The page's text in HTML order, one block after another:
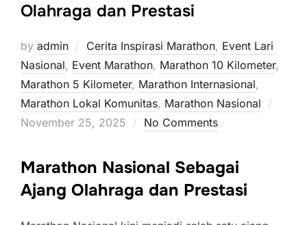
Olahraga dan Prestasi
by admin Cerita Inspirasi Marathon, Event Lari
Nasional, Event Marathon, Marathon 10 Kilometer,
Marathon 5 Kilometer, Marathon Internasional,
Marathon Lokal Komunitas, Marathon Nasional
November 25, 2025 No Comments
Marathon Nasional Sebagai
Ajang Olahraga dan Prestasi